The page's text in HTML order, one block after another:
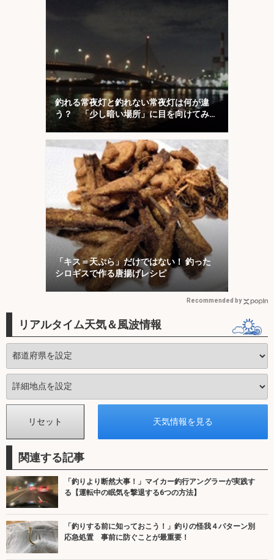
釣れる常夜灯と釣れない常夜灯は何が違
う？ 「少し暗い場所」に目を向けてみよ
「キス＝天ぷら」だけではない！ 釣った
シロギスで作る唐揚げレシピ
Recommended by
リアルタイム天気＆風波情報
関連する記事
「釣りより断然大事！」マイカー釣行アングラーが実践す
る【運転中の眠気を撃退する6つの方法】
「釣りする前に知っておこう！」釣りの怪我４パターン別
応急処置 事前に防ぐことが最重要！